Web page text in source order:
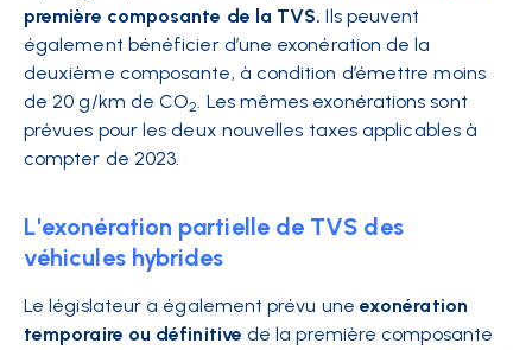
première composante de la TVS.Ils peuvent
également bénéficier d’une exonération de la
deuxième composante, à condition d’émettre moins
de 20 g/km de CO2. Les mêmes exonérations sont
prévues pour les deux nouvelles taxes applicables à
compter de 2023.
L'exonération partielle de TVS des
véhicules hybrides
Le législateur a également prévu une exonération
temporaire ou définitive de la première composante